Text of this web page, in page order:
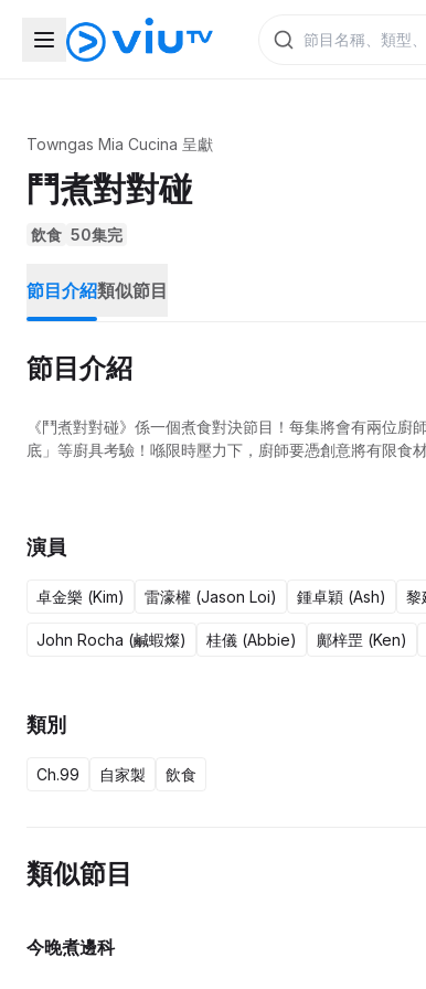
Towngas Mia Cucina 呈獻
鬥煮對對碰
飲食 50集完
節目介紹類似節目
節目介紹
《鬥煮對對碰》係一個煮食對決節目！每集將會有兩位
底」等廚具考驗！喺限時壓力下，廚師要憑創意將有限
演員
卓金樂 (Kim) 雷濠權 (Jason Loi) 鍾卓穎 (Ash) 黎
John Rocha (鹹蝦燦) 桂儀 (Abbie) 鄺梓罡 (Ken)
類別
Ch.99 自家製 飲食
類似節目
今晚煮邊科